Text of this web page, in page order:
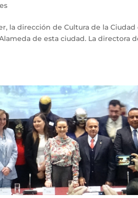
la dirección de Cultura de la Ciudad
de esta ciudad. La directora